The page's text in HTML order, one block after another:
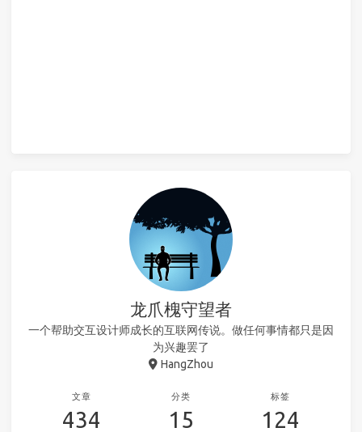
龙爪槐守望者
一个帮助交互设计师成长的互联网传说。做任何事情都只是因
为兴趣罢了
HangZhou
文章
434
分类
15
标签
124